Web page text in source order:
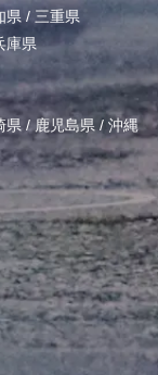
県 / 三重県
庫県
県 /鹿児島県 / 沖縄